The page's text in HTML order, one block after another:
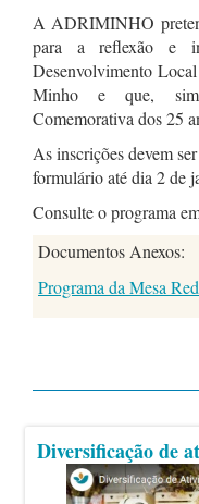
A ADRIMINHO
para a reflexão e
Desenvolvimento
Minho e que,
Comemorativa dos 25
As inscrições devem
formulário até dia 2 de
Consulte o programa
Documentos Anexos:
Programa da Mesa
Diversificação de